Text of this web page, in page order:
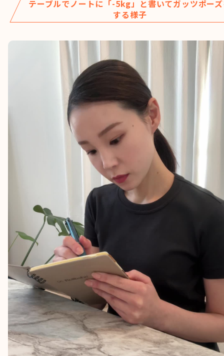
テーブルでノートに「-5kg」と書いてガッツポー
する様子